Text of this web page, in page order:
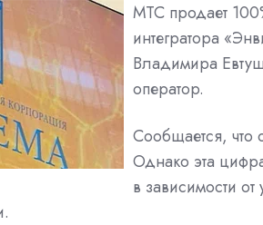
МТС продает
интегратора
Владимира
оператор.
Сообщается, что
Однако эта
в зависимости